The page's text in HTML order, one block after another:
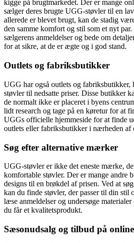
kigge på brugtmarkedet. Der er mange
sælger deres brugte UGG-støvler til en
allerede er blevet brugt, kan de stadig
den samme komfort og stil som et nyt
sælgerens anmeldelser og bede om
for at sikre, at de er ægte og i god stand.
Outlets og fabriksbutikker
UGG har også outlets og fabriksbutikker,
støvler til nedsatte priser. Disse butikker
de normalt ikke er placeret i byens
lidt research og tage på en køretur for at
UGGs officielle hjemmeside for at finde
outlets eller fabriksbutikker i nærheden af
Søg efter alternative mærker
UGG-støvler er ikke det eneste mærke,
komfortable støvler. Der er mange andre
designs til en brøkdel af prisen. Ved at
kan du finde støvler, der passer til din stil
læse anmeldelser og undersøge
du får et kvalitetsprodukt.
Sæsonudsalg og tilbud på